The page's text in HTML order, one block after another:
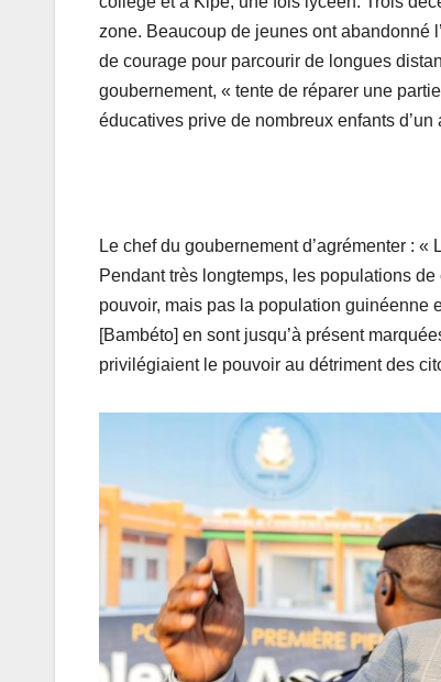
zone. Beaucoup de jeunes ont abandonné
de courage pour parcourir de longues
goubernement, « tente de réparer une
éducatives prive de nombreux enfants
Le chef du goubernement d’agrémenter :
Pendant très longtemps, les populations
pouvoir, mais pas la population guinéenne
[Bambéto] en sont jusqu’à présent
privilégiaient le pouvoir au détriment des